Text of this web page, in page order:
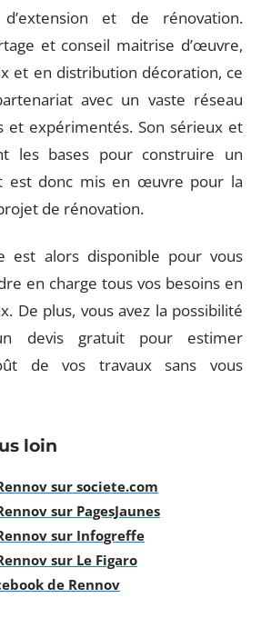
d’extension et de rénovation.
et conseil maitrise d’œuvre,
et en distribution décoration, ce
avec un vaste réseau
et expérimentés. Son sérieux et
les bases pour construire un
est donc mis en œuvre pour la
de rénovation.
est alors disponible pour vous
en charge tous vos besoins en
De plus, vous avez la possibilité
devis gratuit pour estimer
de vos travaux sans vous
loin
sur societe.com
sur PagesJaunes
sur Infogreffe
sur Le Figaro
de Rennov